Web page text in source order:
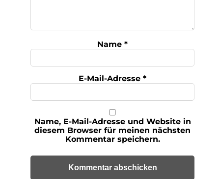
Name *
E-Mail-Adresse *
Name, E-Mail-Adresse und Website in
diesem Browser für meinen nächsten
Kommentar speichern.